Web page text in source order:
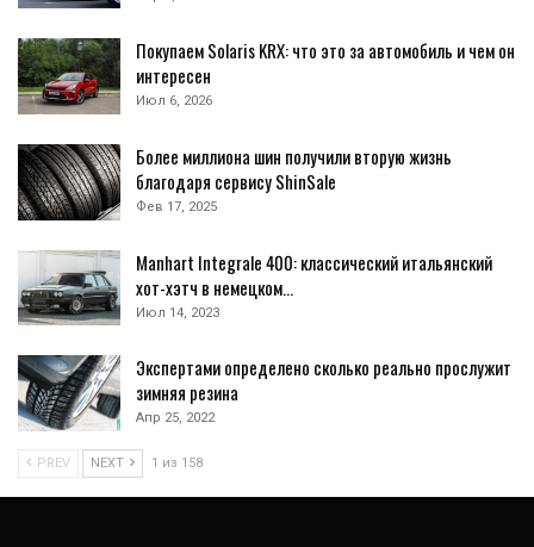
Покупаем Solaris KRX: что это за автомобиль и чем он
интересен
Июл 6, 2026
Более миллиона шин получили вторую жизнь
благодаря сервису ShinSale
Фев 17, 2025
Manhart Integrale 400: классический итальянский
хот-хэтч в немецком…
Июл 14, 2023
Экспертами определено сколько реально прослужит
зимняя резина
Апр 25, 2022
PREV NEXT 1 из 158